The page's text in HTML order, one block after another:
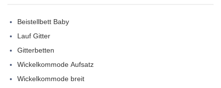
Beistellbett Baby
Lauf Gitter
Gitterbetten
Wickelkommode Aufsatz
Wickelkommode breit